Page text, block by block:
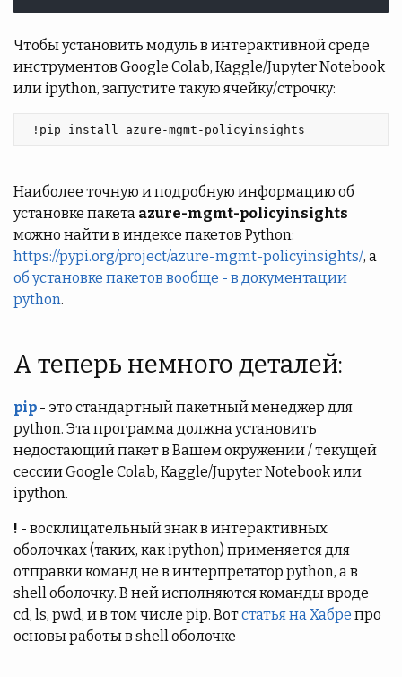
Чтобы установить модуль в интерактивной среде
инструментов Google Colab, Kaggle/Jupyter Notebook
или ipython, запустите такую ячейку/строчку:
!pip install azure-mgmt-policyinsights
Наиболее точную и подробную информацию об
установке пакета azure-mgmt-policyinsights
можно найти в индексе пакетов Python:
https://pypi.org/project/azure-mgmt-policyinsights/, а
об установке пакетов вообще - в документации
python.
А теперь немного деталей:
pip - это стандартный пакетный менеджер для
python. Эта программа должна установить
недостающий пакет в Вашем окружении / текущей
сессии Google Colab, Kaggle/Jupyter Notebook или
ipython.
! - восклицательный знак в интерактивных
оболочках (таких, как ipython) применяется для
отправки команд не в интерпретатор python, а в
shell оболочку. В ней исполняются команды вроде
cd, ls, pwd, и в том числе pip. Вотстатья на Хабре про
основы работы в shell оболочке